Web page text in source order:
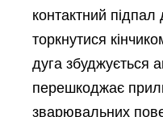
контактний
торкнутися
дуга збуджується
перешкоджає
зварювальних